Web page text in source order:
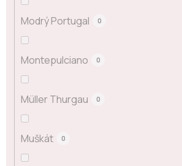
Modrý Portugal 0
Montepulciano 0
Müller Thurgau 0
Muškát 0